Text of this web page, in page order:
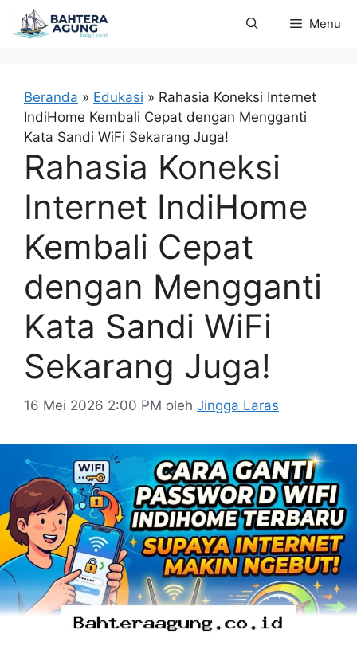
Langsung
ke
Menu
Beranda » Edukasi » Rahasia Koneksi Internet
IndiHome Kembali Cepat dengan Mengganti
Kata Sandi WiFi Sekarang Juga!
Rahasia Koneksi
Internet IndiHome
Kembali Cepat
dengan Mengganti
Kata Sandi WiFi
Sekarang Juga!
16 Mei 2026 2:00 PM oleh Jingga Laras